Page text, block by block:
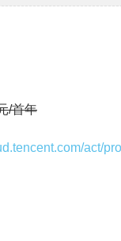
/首年
act/